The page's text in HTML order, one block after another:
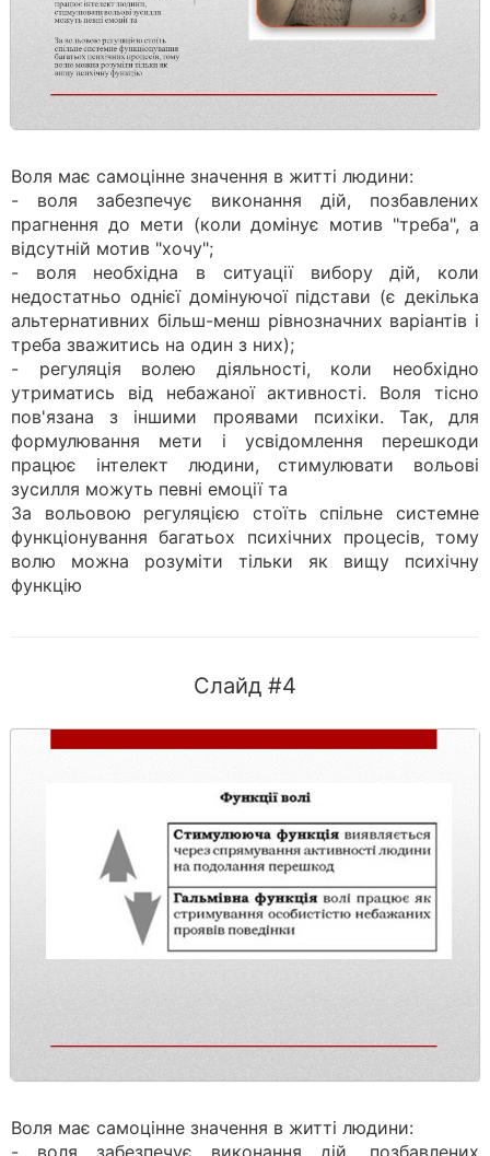
Воля має самоцінне значення в житті людини:
- воля забезпечує виконання дій, позбавлених
прагнення до мети (коли домінує мотив "треба", а
відсутній мотив "хочу";
- воля необхідна в ситуації вибору дій, коли
недостатньо однієї домінуючої підстави (є декілька
альтернативних більш-менш рівнозначних варіантів і
треба зважитись на один з них);
- регуляція волею діяльності, коли необхідно
утриматись від небажаної активності. Воля тісно
пов'язана з іншими проявами психіки. Так, для
формулювання мети і усвідомлення перешкоди
працює інтелект людини, стимулювати вольові
зусилля можуть певні емоції та
За вольовою регуляцією стоїть спільне системне
функціонування багатьох психічних процесів, тому
волю можна розуміти тільки як вищу психічну
функцію
Слайд #4
Воля має самоцінне значення в житті людини:
- воля забезпечує виконання дій, позбавлених